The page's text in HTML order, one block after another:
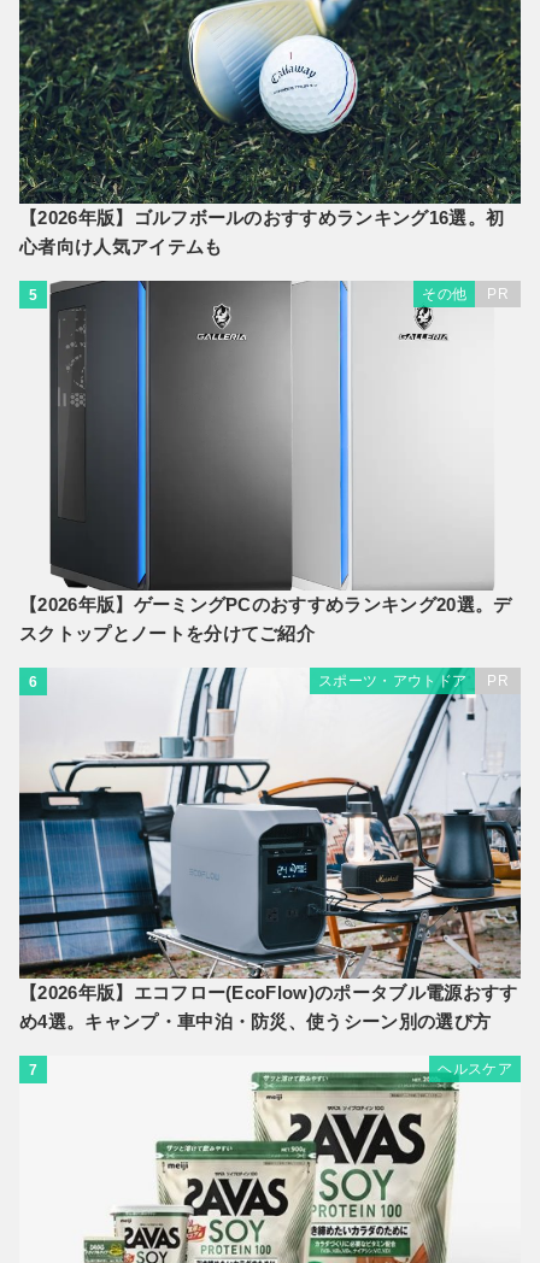
【2026年版】ゴルフボールのおすすめランキング16選。初
心者向け人気アイテムも
5 その他 PR
【2026年版】ゲーミングPCのおすすめランキング20選。デ
スクトップとノートを分けてご紹介
6 スポーツ・アウトドア PR
【2026年版】エコフロー(EcoFlow)のポータブル電源おすす
め4選。キャンプ・車中泊・防災、使うシーン別の選び方
7 ヘルスケア